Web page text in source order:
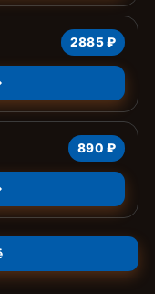
2885 ₽
890 ₽